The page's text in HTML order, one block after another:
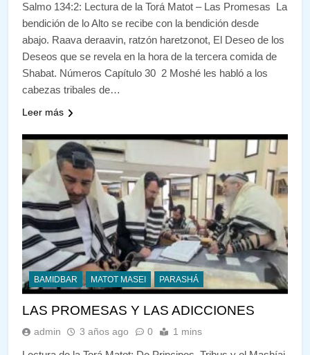
Salmo 134:2: Lectura de la Torá Matot – Las Promesas La
bendición de lo Alto se recibe con la bendición desde
abajo. Raava deraavin, ratzón haretzonot, El Deseo de los
Deseos que se revela en la hora de la tercera comida de
Shabat. Números Capítulo 30 2 Moshé les habló a los
cabezas tribales de…
Leer más
BAMIDBAR MATOT MASEI PARASHÁ
LAS PROMESAS Y LAS ADICCIONES
admin 3 años ago 0 1 mins